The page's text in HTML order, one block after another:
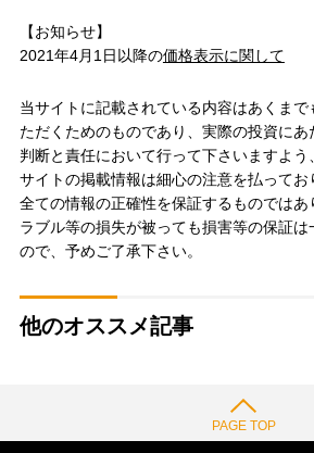
【お知らせ】
2021年4月1日以降の価格表示に関して
当サイトに記載されている内容はあくま
ただくためのものであり、実際の投資に
判断と責任において行って下さいますよう
サイトの掲載情報は細心の注意を払って
全ての情報の正確性を保証するものではあ
ラブル等の損失が被っても損害等の保証
ので、予めご了承下さい。
他のオススメ記事
PAGE TOP